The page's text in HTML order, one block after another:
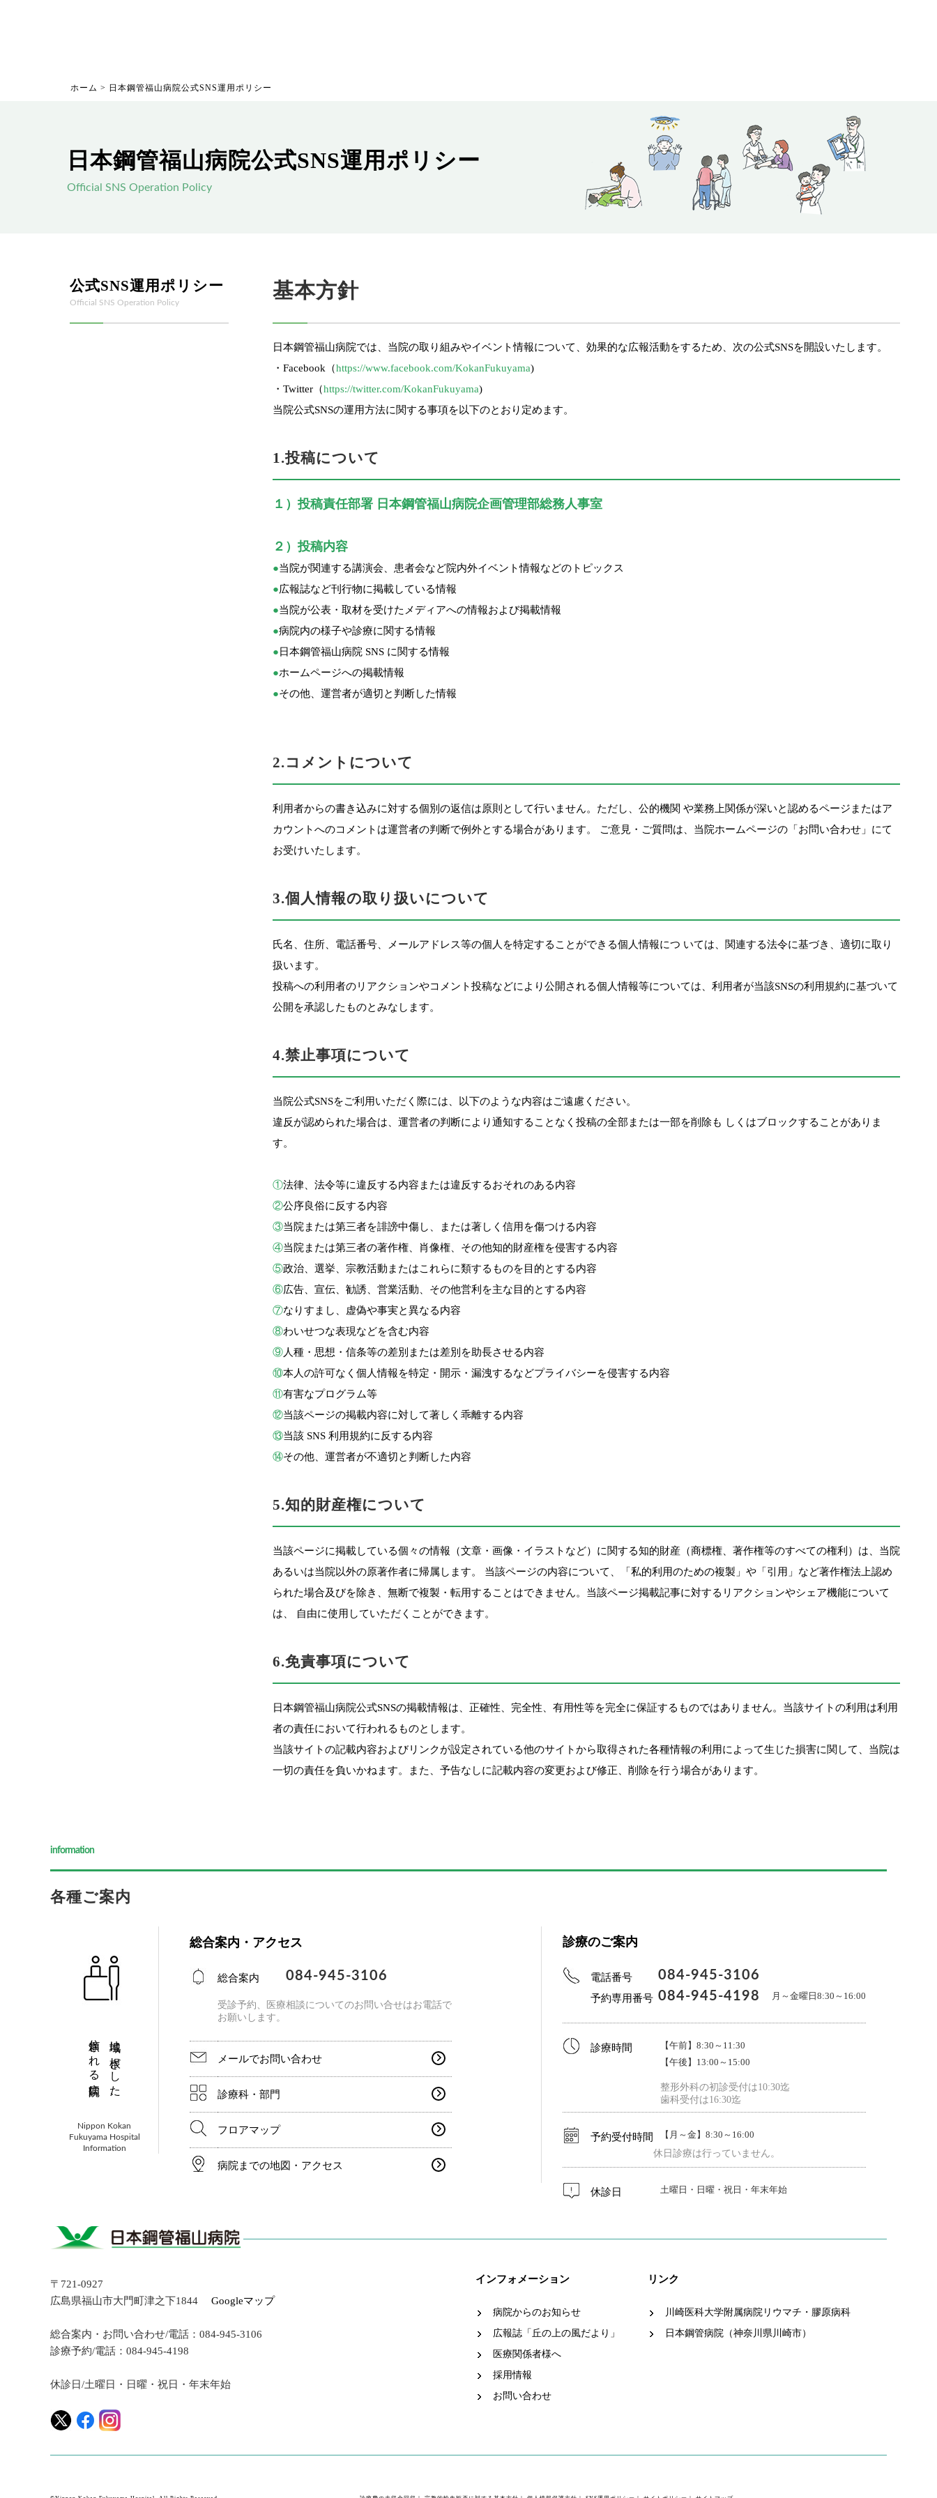
ホーム > 日本鋼管福山病院公式SNS運用ポリシー
日本鋼管福山病院公式SNS運用ポリシー
Official SNS Operation Policy
公式SNS運用ポリシー
Official SNS Operation Policy
基本方針
日本鋼管福山病院では、当院の取り組みやイベント情報について、効果的な広報活動をするため、次の公式SNSを開設いたします。
・Facebook（https://www.facebook.com/KokanFukuyama)
・Twitter（https://twitter.com/KokanFukuyama)
当院公式SNSの運用方法に関する事項を以下のとおり定めます。
1.投稿について
１）投稿責任部署 日本鋼管福山病院企画管理部総務人事室
２）投稿内容
●当院が関連する講演会、患者会など院内外イベント情報などのトピックス
●広報誌など刊行物に掲載している情報
●当院が公表・取材を受けたメディアへの情報および掲載情報
●病院内の様子や診療に関する情報
● 日本鋼管福山病院 SNS に関する情報
●ホームページへの掲載情報
●その他、運営者が適切と判断した情報
2.コメントについて
利用者からの書き込みに対する個別の返信は原則として行いません。ただし、公的機関 や業務上関係が深いと認めるページまたはア
カウントへのコメントは運営者の判断で例外とする場合があります。 ご意見・ご質問は、当院ホームページの「お問い合わせ」にて
お受けいたします。
3.個人情報の取り扱いについて
氏名、住所、電話番号、メールアドレス等の個人を特定することができる個人情報につ いては、関連する法令に基づき、適切に取り
扱います。
投稿への利用者のリアクションやコメント投稿などにより公開される個人情報等については、利用者が当該SNSの利用規約に基づいて
公開を承認したものとみなします。
4.禁止事項について
当院公式SNSをご利用いただく際には、以下のような内容はご遠慮ください。
違反が認められた場合は、運営者の判断により通知することなく投稿の全部または一部を削除も しくはブロックすることがありま
す。
①法律、法令等に違反する内容または違反するおそれのある内容
②公序良俗に反する内容
③当院または第三者を誹謗中傷し、または著しく信用を傷つける内容
④当院または第三者の著作権、肖像権、その他知的財産権を侵害する内容
⑤政治、選挙、宗教活動またはこれらに類するものを目的とする内容
⑥広告、宣伝、勧誘、営業活動、その他営利を主な目的とする内容
⑦なりすまし、虚偽や事実と異なる内容
⑧わいせつな表現などを含む内容
⑨人種・思想・信条等の差別または差別を助長させる内容
⑩本人の許可なく個人情報を特定・開示・漏洩するなどプライバシーを侵害する内容
⑪有害なプログラム等
⑫当該ページの掲載内容に対して著しく乖離する内容
⑬当該 SNS 利用規約に反する内容
⑭その他、運営者が不適切と判断した内容
5.知的財産権について
当該ページに掲載している個々の情報（文章・画像・イラストなど）に関する知的財産（商標権、著作権等のすべての権利）は、当院
あるいは当院以外の原著作者に帰属します。 当該ページの内容について、「私的利用のための複製」や「引用」など著作権法上認め
られた場合及びを除き、無断で複製・転用することはできません。当該ページ掲載記事に対するリアクションやシェア機能について
は、 自由に使用していただくことができます。
6.免責事項について
日本鋼管福山病院公式SNSの掲載情報は、正確性、完全性、有用性等を完全に保証するものではありません。当該サイトの利用は利用
者の責任において行われるものとします。
当該サイトの記載内容およびリンクが設定されている他のサイトから取得された各種情報の利用によって生じた損害に関して、当院は
一切の責任を負いかねます。また、予告なしに記載内容の変更および修正、削除を行う場合があります。
information
各種ご案内
地域に根ざした、
信頼される病院に。
Nippon Kokan
Fukuyama Hospital
Information
総合案内・アクセス
総合案内 084-945-3106
受診予約、医療相談についてのお問い合せはお電話で
お願いします。
メールでお問い合わせ
診療科・部門
フロアマップ
病院までの地図・アクセス
診療のご案内
電話番号 084-945-3106
予約専用番号 084-945-4198 月～金曜日8:30～16:00
診療時間
【午前】8:30～11:30
【午後】13:00～15:00
整形外科の初診受付は10:30迄
歯科受付は16:30迄
予約受付時間
【月～金】8:30～16:00
休日診療は行っていません。
休診日 土曜日・日曜・祝日・年末年始
〒721-0927
広島県福山市大門町津之下1844 Googleマップ
総合案内・お問い合わせ/電話：084-945-3106
診療予約/電話：084-945-4198
休診日/土曜日・日曜・祝日・年末年始
インフォメーション
病院からのお知らせ
広報誌「丘の上の風だより」
医療関係者様へ
採用情報
お問い合わせ
リンク
川崎医科大学附属病院リウマチ・膠原病科
日本鋼管病院（神奈川県川崎市）